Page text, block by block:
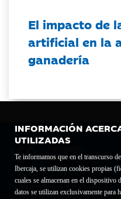
INFORMACIÓN
UTILIZADAS
Te informamos que en el transcurso
Ibercaja, se utilizan cookies propias
cuales se almacenan en el dispositivo
datos se utilizan exclusivamente para
El impacto de
artificial en la
ganadería
Fundación Bancaria Ibercaja C.I.F.
Inscrita en el Registro de Fundaciones